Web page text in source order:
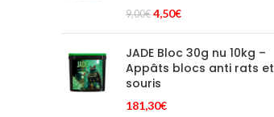
9,00€ Le
était :
9,00€.
4,50€Le
est :
4,50€.
JADE Bloc 30g nu 10kg –
Appâts blocs anti rats et
souris
181,30€